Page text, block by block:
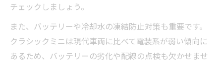
チェックしましょう。
また、バッテリーや冷却水の凍結防止対策も重要です。
クラシックミニは現代車両に比べて電装系が弱い傾向に
あるため、バッテリーの劣化や配線の点検も欠かせませ